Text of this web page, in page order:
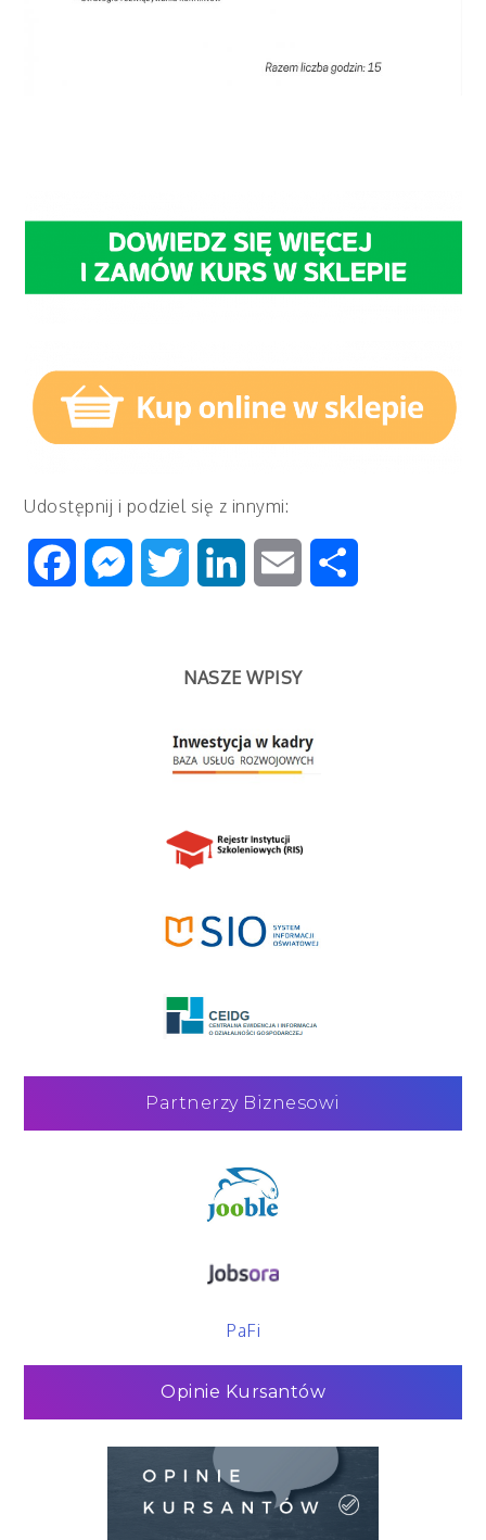
Udostępnij i podziel się z innymi:
FacebookMessenger
Twitter LinkedIn Email
NASZE WPISY
Partnerzy Biznesowi
PaFi
Opinie Kursantów